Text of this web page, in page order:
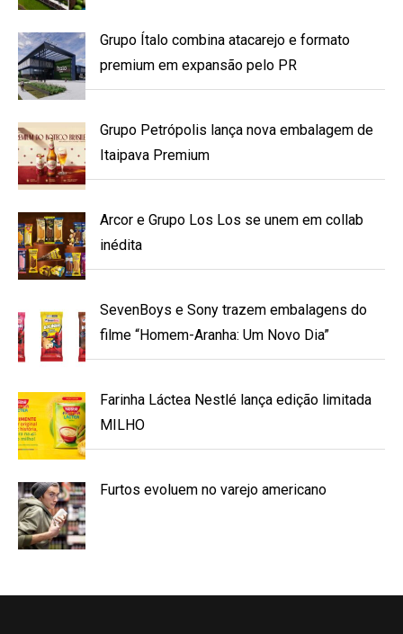
Grupo Ítalo combina atacarejo e formato
premium em expansão pelo PR
Grupo Petrópolis lança nova embalagem de
Itaipava Premium
Arcor e Grupo Los Los se unem em collab
inédita
SevenBoys e Sony trazem embalagens do
filme “Homem-Aranha: Um Novo Dia”
Farinha Láctea Nestlé lança edição limitada
MILHO
Furtos evoluem no varejo americano